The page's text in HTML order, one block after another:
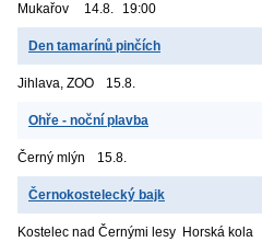
Mukařov 14.8. 19:00
Den tamarínů pinčích
Jihlava, ZOO 15.8.
Ohře - noční plavba
Černý mlýn 15.8.
Černokostelecký bajk
Kostelec nad Černými lesy Horská kola